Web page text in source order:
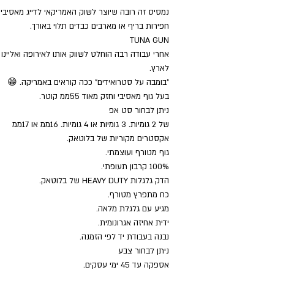
נמסיס זה רובה שיוצר לשוק האמריקאי לדייג מאסיבי
חפירות בריף או מארבים כבדים תלוי באורך.
TUNA GUN
אחרי עבודה רבה הוחלט לשווק אותו לאירופה ואליינו
לארץ.
"בומבה על סטרואידים" ככה קוראים באמריקה. 😁
בעל גוף מאסיבי וחזק מאוד 55ממ קוטר.
ניתן לבחור סט אפ
של 2 גומיות. 3 גומיות או 4 גומיות. 16ממ או 17ממ
אקסטרים מקוריות של בלוטאק.
גוף מטורף ועוצמתי.
100% קרבון תעופתי.
הדק גלגלות HEAVY DUTY של בלוטאק.
כח מתפרץ מטורף.
מגיע עם גלגלת מלאה.
ידית אחיזה אגרונומית.
נבנה בעבודת יד לפי הזמנה.
ניתן לבחור צבע
אספקה עד 45 ימי עסקים.